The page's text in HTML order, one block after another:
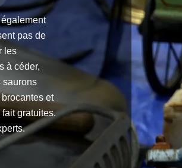
pas de
les
à céder,
saurons
et
gratuites.